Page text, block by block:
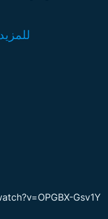
Gsv1Y